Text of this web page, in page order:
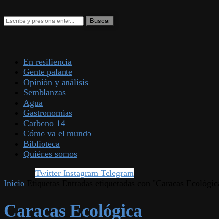
En resiliencia
Gente palante
Opinión y análisis
Semblanzas
Agua
Gastronomías
Carbono 14
Cómo va el mundo
Biblioteca
Quiénes somos
Twitter Instagram Telegram
Inicio
Caracas Ecológica